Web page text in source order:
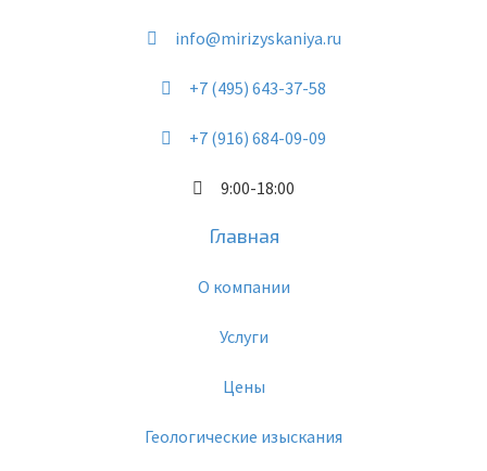
info@mirizyskaniya.ru
+7 (495) 643-37-58
+7 (916) 684-09-09
9:00-18:00
Главная
О компании
Услуги
Цены
Геологические изыскания